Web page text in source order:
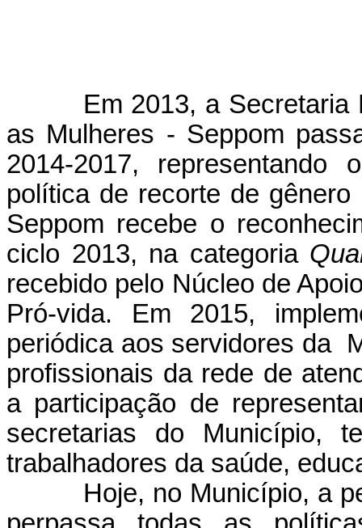
Em 2013, a
as Mulheres - Seppom
2014-2017,
política de recorte de
Seppom recebe o
ciclo 2013, na categoria
recebido pelo Núcleo de
Pró-vida. Em 2015,
periódica aos servidores da
profissionais da rede de
a participação de
secretarias do Município,
trabalhadores da saúde,
Hoje, no Município, a